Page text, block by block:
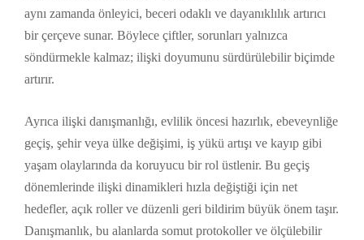
aynı zamanda önleyici, beceri odaklı ve dayanıklılık artırıcı
bir çerçeve sunar. Böylece çiftler, sorunları yalnızca
söndürmekle kalmaz; ilişki doyumunu sürdürülebilir biçimde
artırır.
Ayrıca ilişki danışmanlığı, evlilik öncesi hazırlık, ebeveynliğe
geçiş, şehir veya ülke değişimi, iş yükü artışı ve kayıp gibi
yaşam olaylarında da koruyucu bir rol üstlenir. Bu geçiş
dönemlerinde ilişki dinamikleri hızla değiştiği için net
hedefler, açık roller ve düzenli geri bildirim büyük önem taşır.
Danışmanlık, bu alanlarda somut protokoller ve ölçülebilir